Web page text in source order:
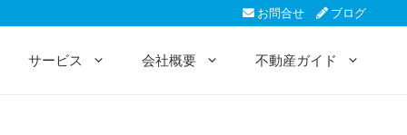
お問合せ ブログ
サービス 会社概要 不動産ガイド